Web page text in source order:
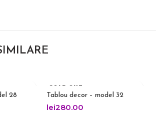
28
SOLD OUT
Tablou decor – model 32
lei280.00